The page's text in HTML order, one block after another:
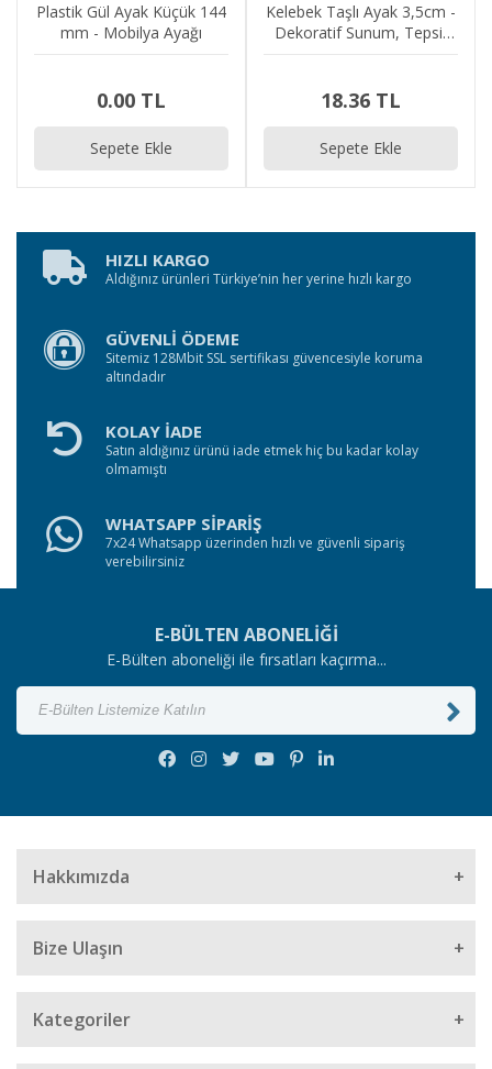
Plastik Gül Ayak Küçük 144
mm - Mobilya Ayağı
0.00 TL
Sepete Ekle
Kelebek Taşlı Ayak 3,5cm -
Dekoratif Sunum, Tepsi,
18.36 TL
Sepete Ekle
HIZLI KARGO
Aldığınız ürünleri Türkiye’nin her yerine hızlı kargo
GÜVENLİ ÖDEME
Sitemiz 128Mbit SSL sertifikası güvencesiyle koruma
altındadır
KOLAY İADE
Satın aldığınız ürünü iade etmek hiç bu kadar kolay
olmamıştı
WHATSAPP SİPARİŞ
7x24 Whatsapp üzerinden hızlı ve güvenli sipariş
verebilirsiniz
E-BÜLTEN ABONELİĞİ
E-Bülten aboneliği ile fırsatları kaçırma...
Hakkımızda
Bize Ulaşın
Müşteri Hizmetleri
Kategoriler